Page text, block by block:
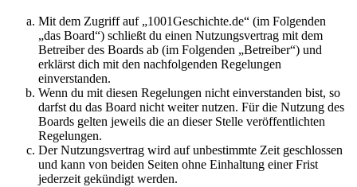
Mit dem Zugriff auf „1001Geschichte.de“ (im Folgenden
„das Board“) schließt du einen Nutzungsvertrag mit dem
Betreiber des Boards ab (im Folgenden „Betreiber“) und
erklärst dich mit den nachfolgenden Regelungen
einverstanden.
Wenn du mit diesen Regelungen nicht einverstanden bist, so
darfst du das Board nicht weiter nutzen. Für die Nutzung des
Boards gelten jeweils die an dieser Stelle veröffentlichten
Regelungen.
Der Nutzungsvertrag wird auf unbestimmte Zeit geschlossen
und kann von beiden Seiten ohne Einhaltung einer Frist
jederzeit gekündigt werden.